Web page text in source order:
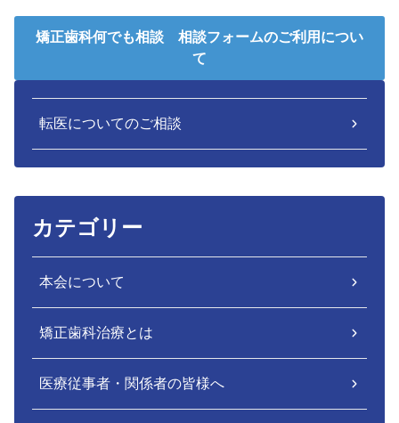
矯正歯科何でも相談 相談フォームのご利用につい
て
転医についてのご相談
カテゴリー
本会について
矯正歯科治療とは
医療従事者・関係者の皆様へ